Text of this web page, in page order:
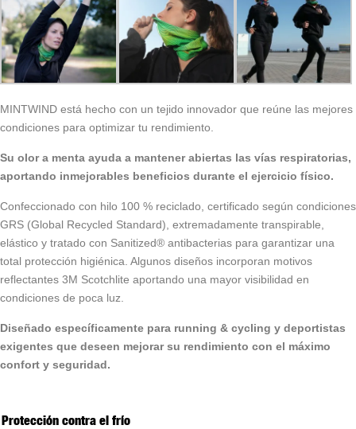
MINTWIND está hecho con un tejido innovador que reúne las mejores
condiciones para optimizar tu rendimiento.
Su olor a menta ayuda a mantener abiertas las vías respiratorias,
aportando inmejorables beneficios durante el ejercicio físico.
Confeccionado con hilo 100 % reciclado, certificado según condiciones
GRS (Global Recycled Standard), extremadamente transpirable,
elástico y tratado con Sanitized® antibacterias para garantizar una
total protección higiénica. Algunos diseños incorporan motivos
reflectantes 3M Scotchlite aportando una mayor visibilidad en
condiciones de poca luz.
Diseñado específicamente para running & cycling y deportistas
exigentes que deseen mejorar su rendimiento con el máximo
confort y seguridad.
Protección contra el frío